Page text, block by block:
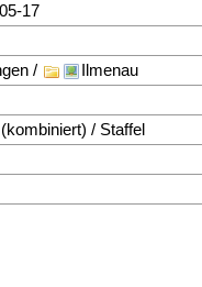
17
/ Ilmenau
/ Staffel